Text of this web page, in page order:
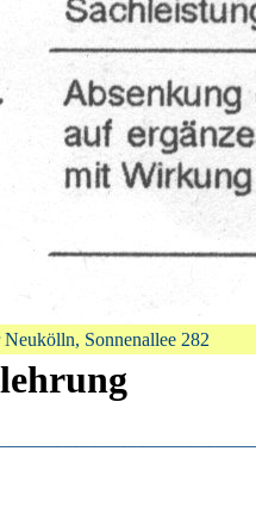
Sonnenallee 282